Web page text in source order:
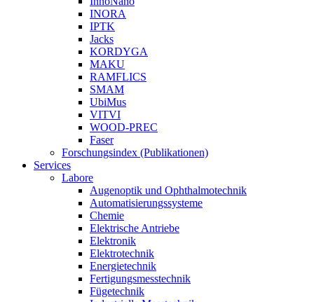
INORA
IPTK
Jacks
KORDYGA
MAKU
RAMFLICS
SMAM
UbiMus
VITVI
WOOD-PREC
Faser
Forschungsindex (Publikationen)
Services
Labore
Augenoptik und Ophthalmotechnik
Automatisierungssysteme
Chemie
Elektrische Antriebe
Elektronik
Elektrotechnik
Energietechnik
Fertigungsmesstechnik
Fügetechnik